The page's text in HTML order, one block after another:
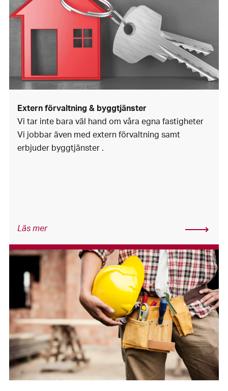
Extern förvaltning & byggtjänster
Vi tar inte bara väl hand om våra egna fastigheter
Vi jobbar även med extern förvaltning samt
erbjuder byggtjänster .
Läs mer